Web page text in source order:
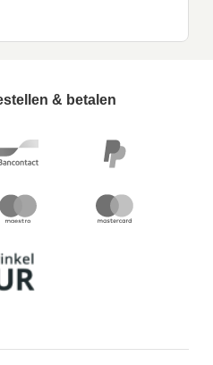
& betalen